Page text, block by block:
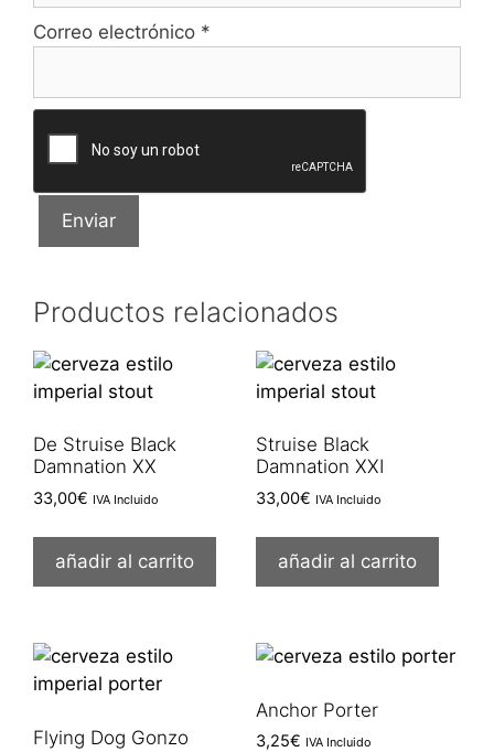
Correo electrónico *
Productos relacionados
De Struise Black
Damnation XX
33,00€ IVA Incluido
añadir al carrito
Struise Black
Damnation XXI
33,00€ IVA Incluido
añadir al carrito
Flying Dog Gonzo
Anchor Porter
3,25€ IVA Incluido